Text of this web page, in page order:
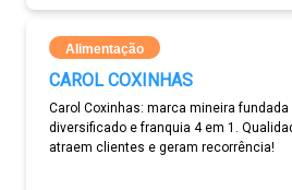
Alimentação
CAROL COXINHAS
Carol Coxinhas: marca mineira
diversificado e franquia 4 em 1.
atraem clientes e geram recorrência!